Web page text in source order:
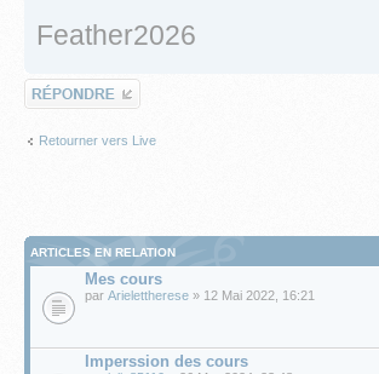
Feather2026
Répondre
Retourner vers Live
ARTICLES EN RELATION
Mes cours
par Arielettherese » 12 Mai 2022, 16:21
Imperssion des cours